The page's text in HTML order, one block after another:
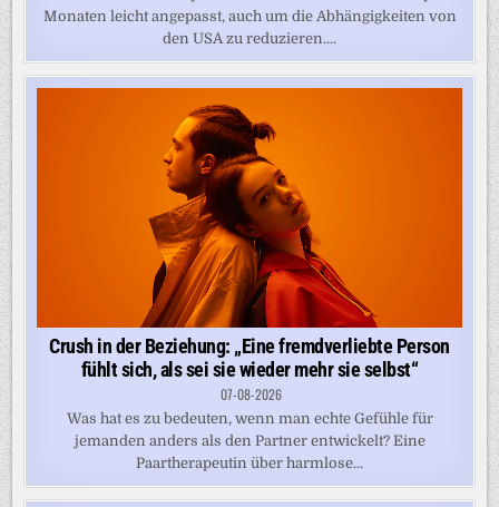
Monaten leicht angepasst, auch um die Abhängigkeiten von
den USA zu reduzieren....
Crush in der Beziehung: „Eine fremdverliebte Person
fühlt sich, als sei sie wieder mehr sie selbst“
07-08-2026
Was hat es zu bedeuten, wenn man echte Gefühle für
jemanden anders als den Partner entwickelt? Eine
Paartherapeutin über harmlose...